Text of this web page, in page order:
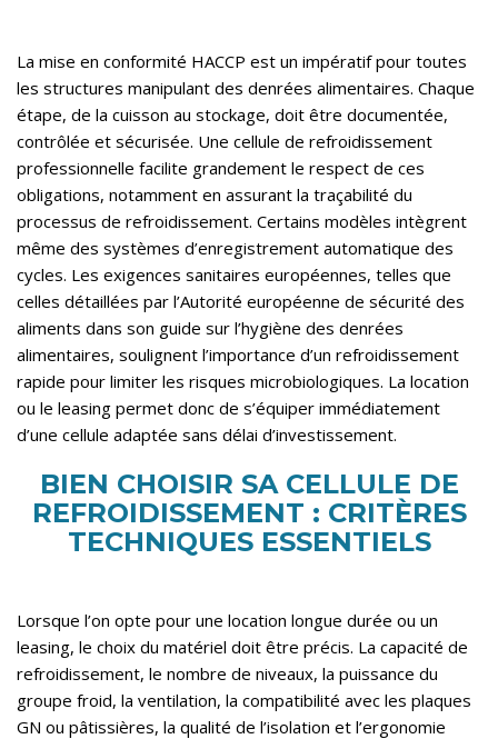
La mise en conformité HACCP est un impératif pour toutes
les structures manipulant des denrées alimentaires. Chaque
étape, de la cuisson au stockage, doit être documentée,
contrôlée et sécurisée. Une cellule de refroidissement
professionnelle facilite grandement le respect de ces
obligations, notamment en assurant la traçabilité du
processus de refroidissement. Certains modèles intègrent
même des systèmes d’enregistrement automatique des
cycles. Les exigences sanitaires européennes, telles que
celles détaillées par l’Autorité européenne de sécurité des
aliments dans son guide sur l’hygiène des denrées
alimentaires, soulignent l’importance d’un refroidissement
rapide pour limiter les risques microbiologiques. La location
ou le leasing permet donc de s’équiper immédiatement
d’une cellule adaptée sans délai d’investissement.
BIEN CHOISIR SA CELLULE DE
REFROIDISSEMENT : CRITÈRES
TECHNIQUES ESSENTIELS
Lorsque l’on opte pour une location longue durée ou un
leasing, le choix du matériel doit être précis. La capacité de
refroidissement, le nombre de niveaux, la puissance du
groupe froid, la ventilation, la compatibilité avec les plaques
GN ou pâtissières, la qualité de l’isolation et l’ergonomie